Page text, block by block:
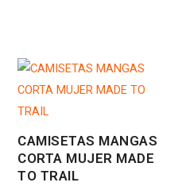
CAMISETAS MANGAS
CORTA MUJER MADE
TO TRAIL